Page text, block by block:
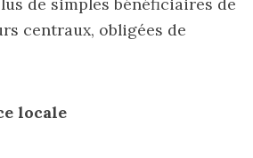
centraux, obligées de
locale